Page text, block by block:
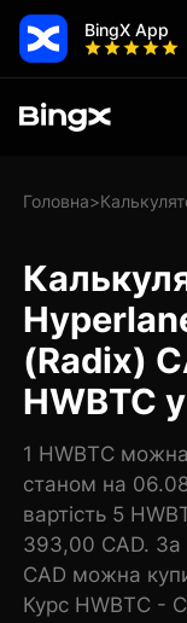
BingX App
Головна>
(Radix)
HWBTC
1 HWBTC
станом на
вартість 5
393,00 CAD. За
CAD можна
Курс HWBTC -